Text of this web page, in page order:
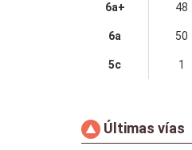
6a+ 48
6a 50
5c 1
Últimas vías